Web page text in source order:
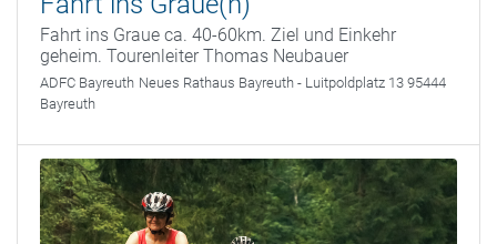
Fahrt ins Graue ca. 40-60km. Ziel und Einkehr
geheim. Tourenleiter Thomas Neubauer
ADFC Bayreuth Neues Rathaus Bayreuth - Luitpoldplatz 13 95444
Bayreuth